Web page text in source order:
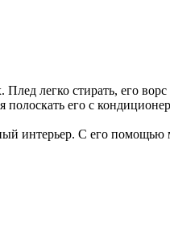
легко стирать, его ворс
полоскать его с
интерьер. С его помощью